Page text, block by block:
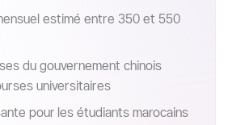
estimé entre 350 et 550
du gouvernement chinois
universitaires
pour les étudiants marocains